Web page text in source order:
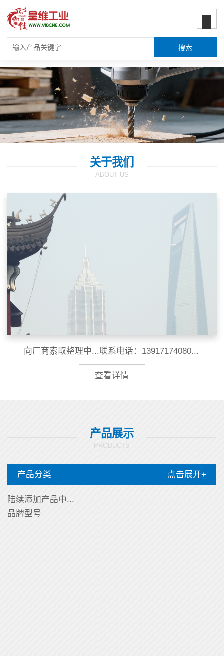
关于我们
ABOUT US
向厂商索取整理中...联系电话：13917174080...
查看详情
产品展示
PRODUCTS
产品分类 点击展开+
陆续添加产品中...
品牌型号